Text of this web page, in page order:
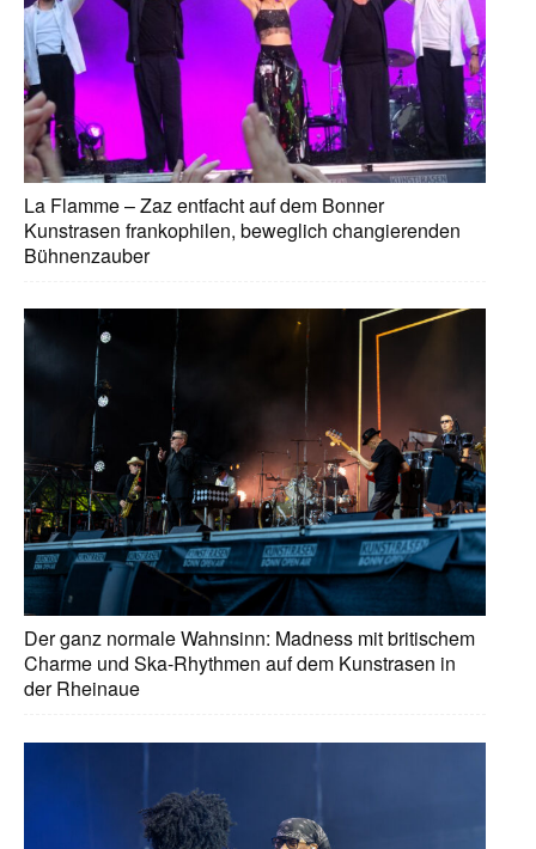
La Flamme – Zaz entfacht auf dem Bonner
Kunstrasen frankophilen, beweglich changierenden
Bühnenzauber
Der ganz normale Wahnsinn: Madness mit britischem
Charme und Ska-Rhythmen auf dem Kunstrasen in
der Rheinaue